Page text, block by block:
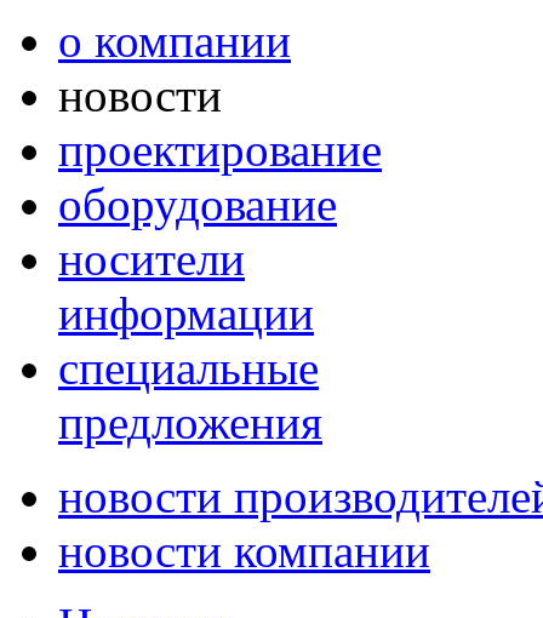
о компании
новости
проектирование
оборудование
носители
информации
специальные
предложения
новости
новости компании